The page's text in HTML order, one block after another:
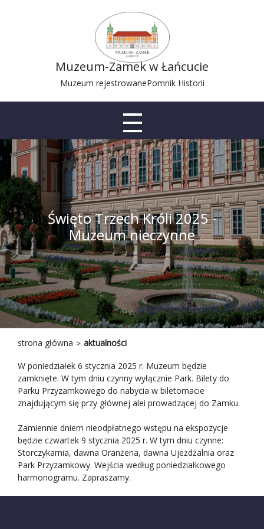
Muzeum-Zamek w Łańcucie
Muzeum rejestrowanePomnik Historii
Święto Trzech Króli 2025 -
Muzeum nieczynne
strona główna aktualności
W poniedziałek 6 stycznia 2025 r. Muzeum będzie
zamknięte. W tym dniu czynny wyłącznie Park. Bilety do
Parku Przyzamkowego do nabycia w biletomacie
znajdującym się przy głównej alei prowadzącej do Zamku.
Zamiennie dniem nieodpłatnego wstępu na ekspozycje
będzie czwartek 9 stycznia 2025 r. W tym dniu czynne:
Storczykarnia, dawna Oranżeria, dawna Ujeżdżalnia oraz
Park Przyzamkowy. Wejścia według poniedziałkowego
harmonogramu. Zapraszamy.